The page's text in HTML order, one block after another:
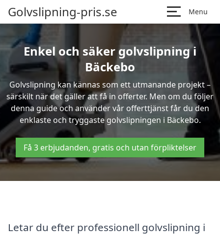
Golvslipning-pris.se Menu
Enkel och säker golvslipning i
Bäckebo
Golvslipning kan kännas som ett utmanande projekt –
särskilt när det gäller att få in offerter. Men om du följer
denna guide och använder vår offerttjänst får du den
enklaste och tryggaste golvslipningen i Bäckebo.
Få 3 erbjudanden, gratis och utan förpliktelser
Letar du efter professionell golvslipning i